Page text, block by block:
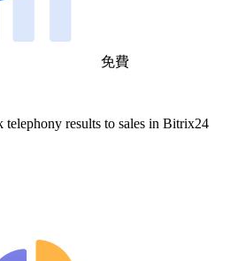
免費
results to sales in Bitrix24